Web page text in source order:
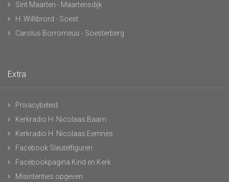
Sint Maarten - Maartensdijk
H. Willibrord - Soest
Carolus Borromeüs - Soesterberg
Extra
Privacybeleid
Kerkradio H. Nicolaas Baarn
Kerkradio H. Nicolaas Eemnes
Facebook Sleutelfiguren
Facebookpagina Kind en Kerk
Misintenties opgeven